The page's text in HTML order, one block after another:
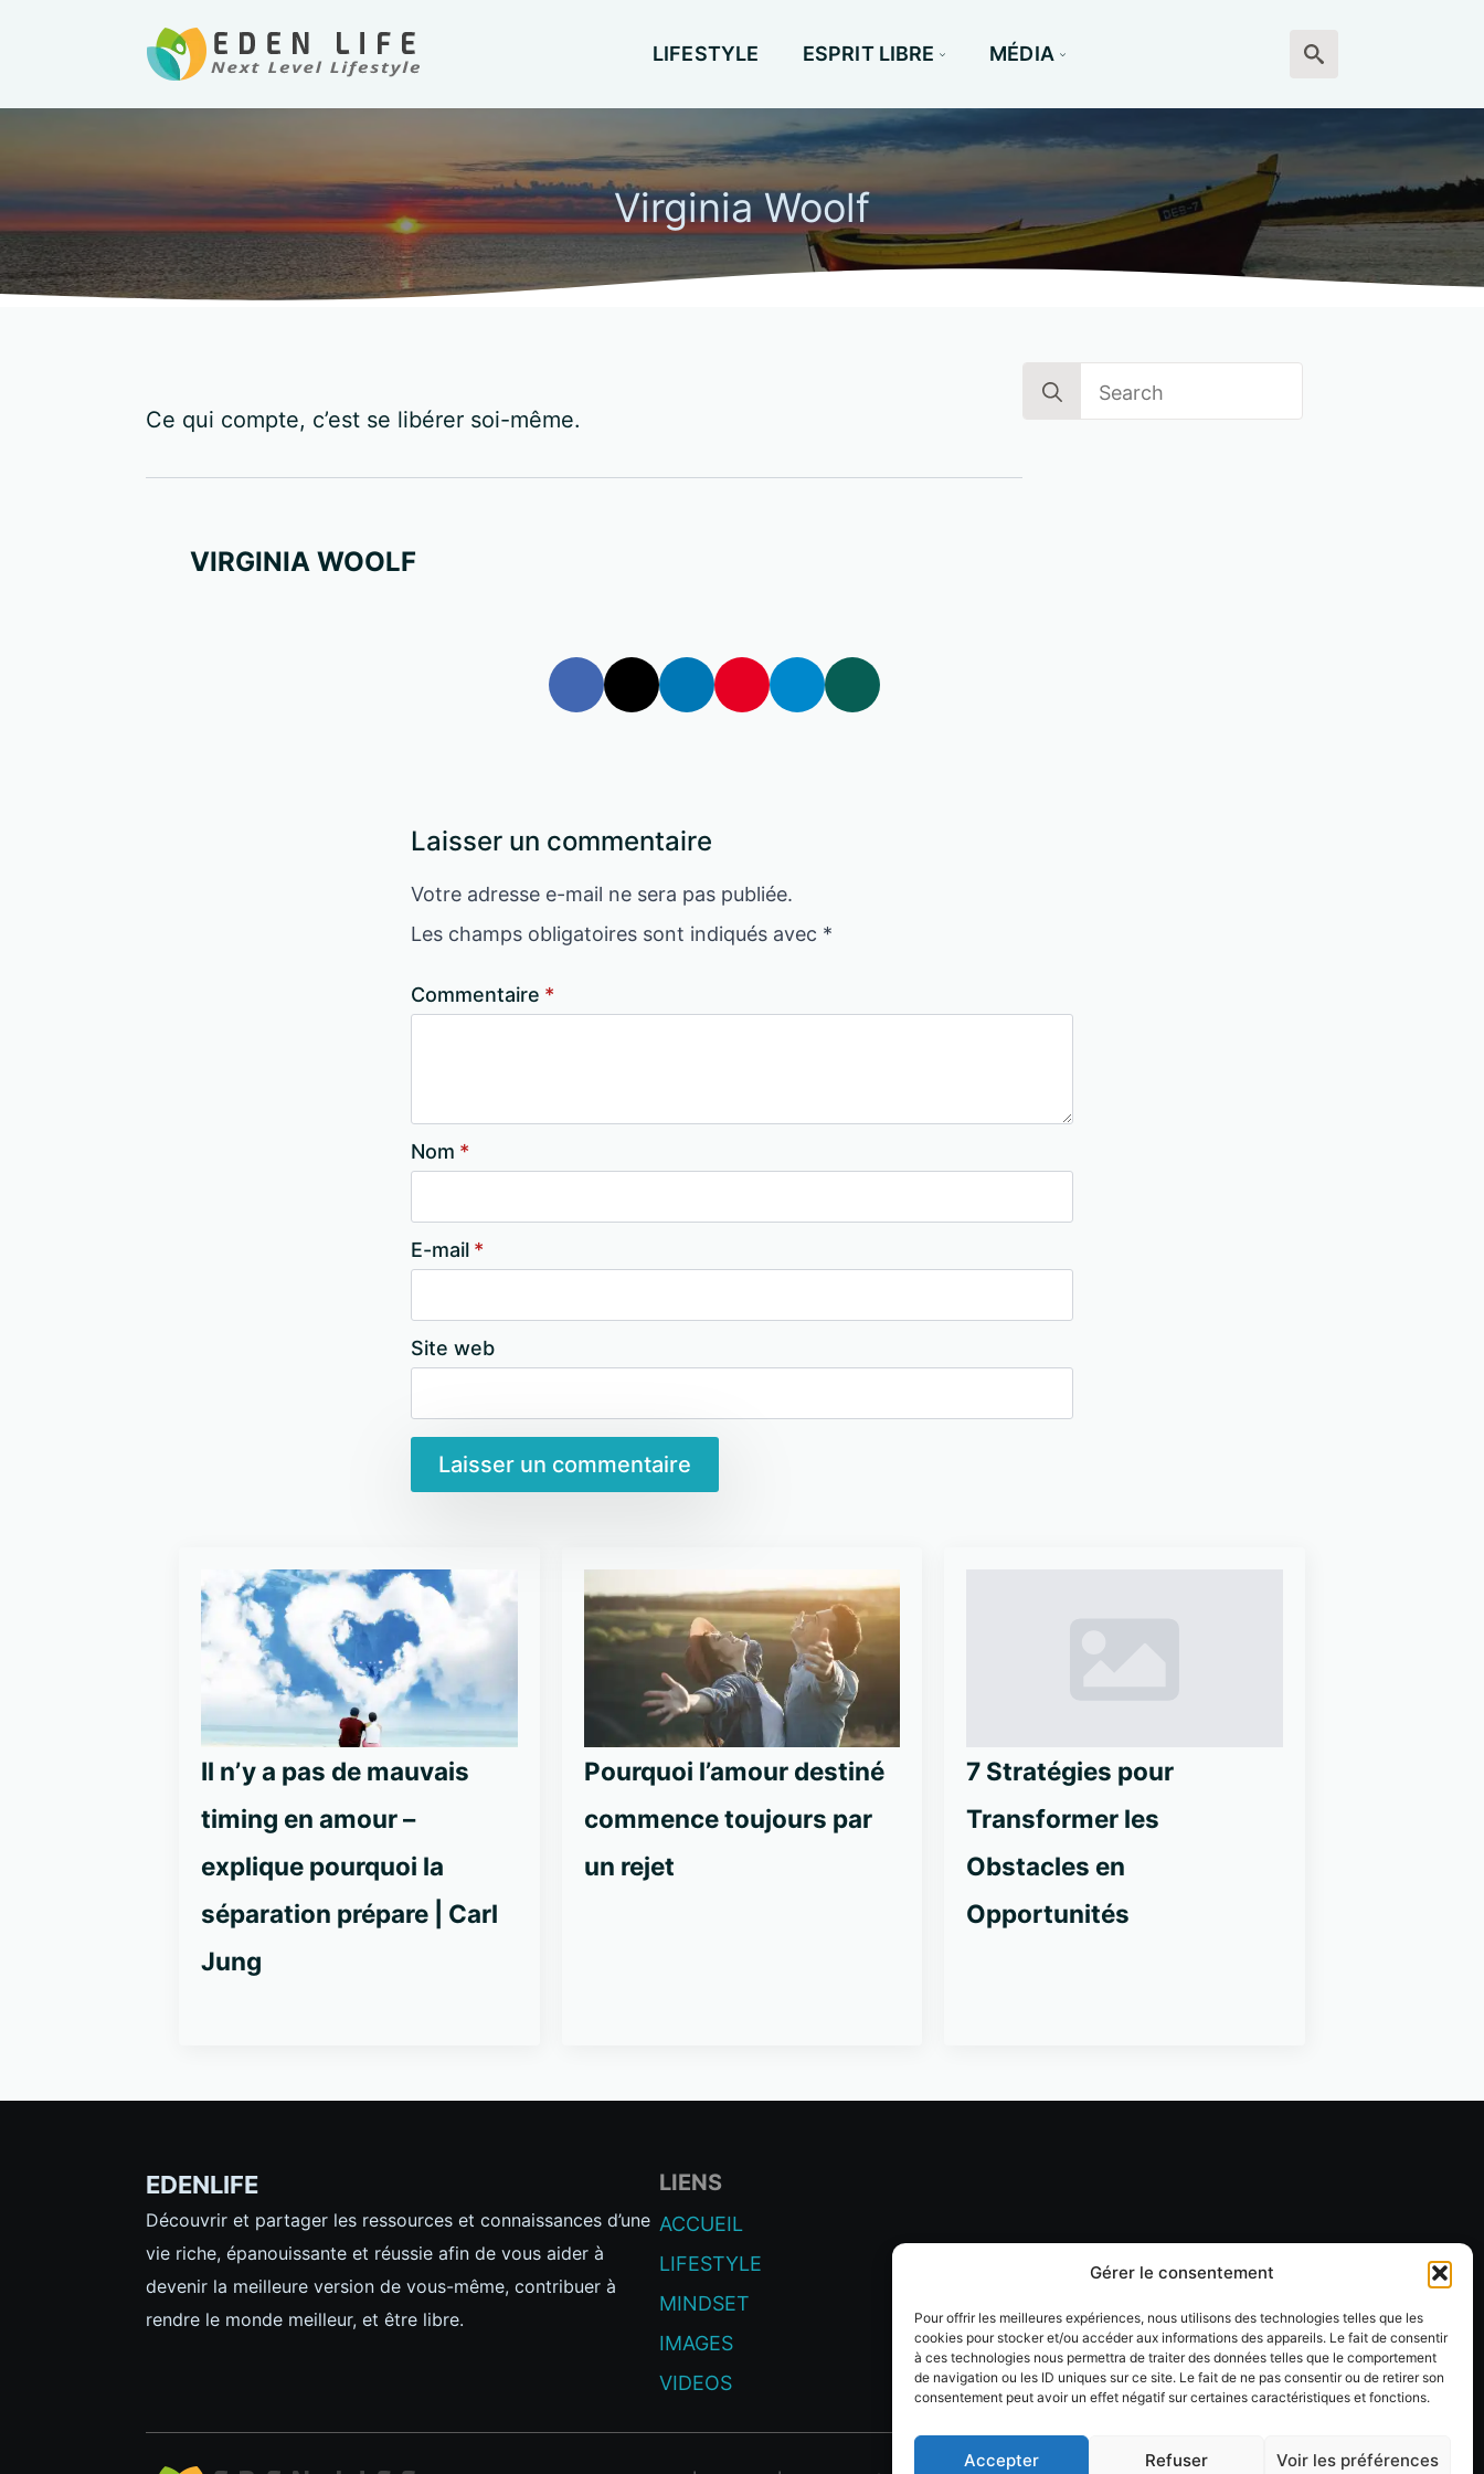
Gérer le consentement
Pour offrir les meilleures expériences, nous utilisons des technologies telles que les
cookies pour stocker et/ou accéder aux informations des appareils. Le fait de consentir
à ces technologies nous permettra de traiter des données telles que le comportement
de navigation ou les ID uniques sur ce site. Le fait de ne pas consentir ou de retirer son
consentement peut avoir un effet négatif sur certaines caractéristiques et fonctions.
Accepter Refuser Voir les préférences
LIFESTYLE ESPRIT LIBRE
MÉDIA
Virginia Woolf
Ce qui compte, c’est se libérer soi-même.
VIRGINIA WOOLF
for:
Laisser un commentaire
Votre adresse e-mail ne sera pas publiée.
Les champs obligatoires sont indiqués avec *
Commentaire *
Nom *
E-mail *
Site web
Il n’y a pas de mauvais
timing en amour –
explique pourquoi la
séparation prépare | Carl
Jung
Pourquoi l’amour destiné
commence toujours par
un rejet
7 Stratégies pour
Transformer les
Obstacles en
Opportunités
EDENLIFE
Découvrir et partager les ressources et connaissances d’une
vie riche, épanouissante et réussie afin de vous aider à
devenir la meilleure version de vous-même, contribuer à
rendre le monde meilleur, et être libre.
LIENS
ACCUEIL
LIFESTYLE
MINDSET
IMAGES
VIDEOS